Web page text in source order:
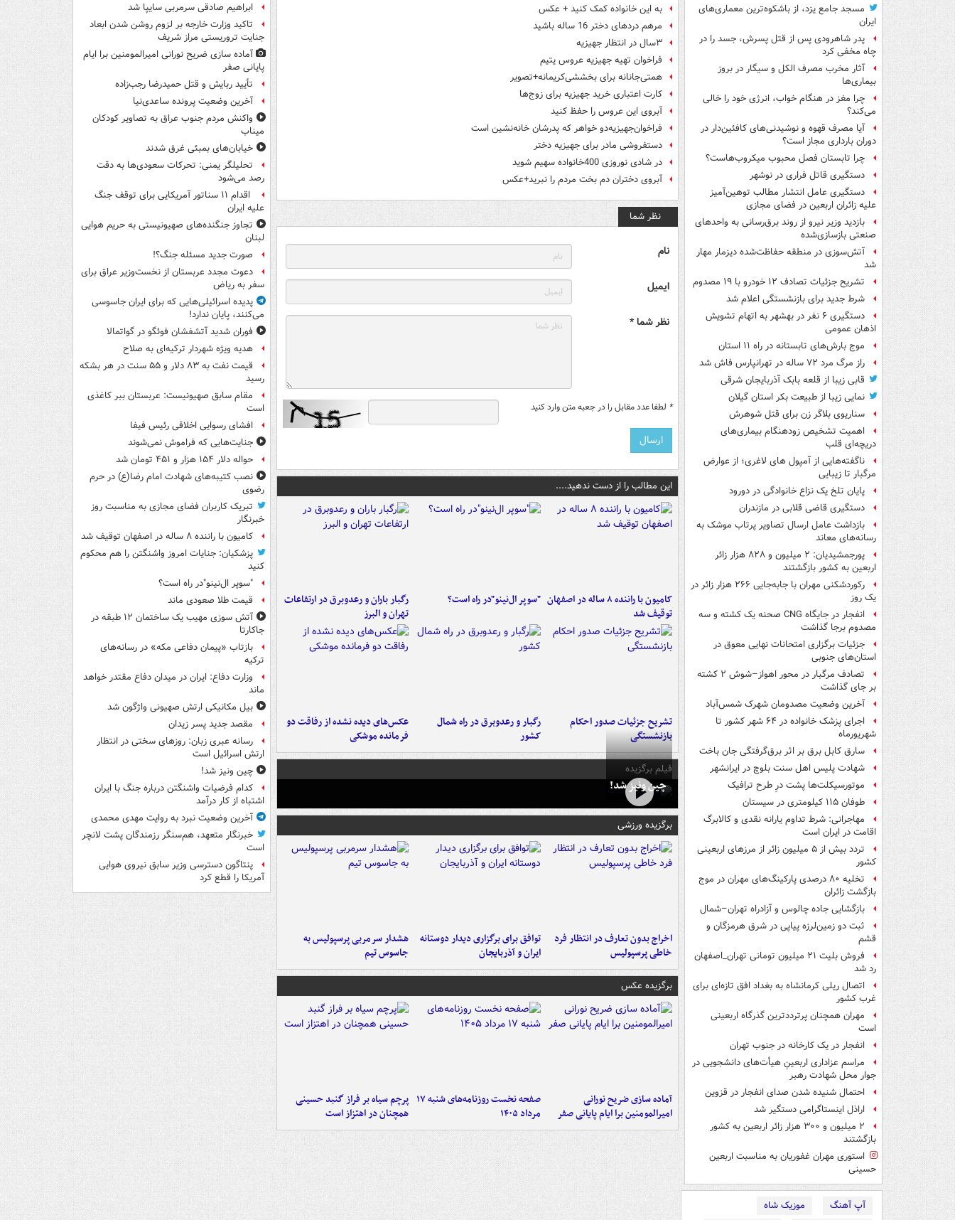
مسجد جامع یزد، از باشکوه‌ترین معماری‌های
ایران
پدر شاهرودی پس از قتل پسرش، جسد را در
چاه مخفی کرد
آثار مخرب مصرف الکل و سیگار در بروز
بیماری‌ها
چرا مغز در هنگام خواب، انرژی خود را خالی
می‌کند؟
آیا مصرف قهوه و نوشیدنی‌های کافئین‌دار در
دوران بارداری مجاز است؟
چرا تابستان فصل محبوب میکروب‌هاست؟
دستگیری قاتل فراری در نوشهر
دستگیری عامل انتشار مطالب توهین‌آمیز
علیه زائران اربعین در فضای مجازی
بازدید وزیر نیرو از روند برق‌رسانی به واحدهای
صنعتی بازسازی‌شده
آتش‌سوزی در منطقه حفاظت‌شده دیزمار مهار
شد
تشریح جزئیات تصادف ۱۲ خودرو با ۱۹ مصدوم
شرط جدید برای بازنشستگی اعلام شد
دستگیری ۶ نفر در بهشهر به اتهام تشویش
اذهان عمومی
موج بارش‌های تابستانه در راه ۱۱ استان
راز مرگ مرد ۷۲ ساله در تهرانپارس فاش شد
قابی زیبا از قلعه بابک آذربایجان شرقی
نمایی زیبا از طبیعت بکر استان گیلان
سناریوی بلاگر زن برای قتل شوهرش
اهمیت تشخیص زودهنگام بیماری‌های
دریچه‌ای قلب
ناگفته‌هایی از آمپول های لاغری؛ از عوارض
مرگبار تا زیبایی
پایان تلخ یک نزاع خانوادگی در دورود
دستگیری قاضی قلابی در مازندران
بازداشت عامل ارسال تصاویر پرتاب موشک به
رسانه‌های معاند
پورجمشیدیان: ۲ میلیون و ۸۲۸ هزار زائر
اربعین به کشور بازگشتند
رکوردشکنی مهران با جابه‌جایی ۲۶۶ هزار زائر در
یک روز
انفجار در جایگاه CNG صحنه یک کشته و سه
مصدوم برجا گذاشت
جزئیات برگزاری امتحانات نهایی معوق در
استان‌های جنوبی
تصادف مرگبار در محور اهواز–شوش ۲ کشته
بر جای گذاشت
آخرین وضعیت مصدومان شهرک شمس‌آباد
اجرای پزشک خانواده در ۶۴ شهر کشور تا
شهریورماه
سارق کابل برق بر اثر برق‌گرفتگی جان باخت
شهادت پلیس اهل سنت بلوچ در ایرانشهر
موتورسیکلت‌ها پشت درِ طرح ترافیک
طوفان ۱۱۵ کیلومتری در سیستان
مهاجرانی: شرط تداوم یارانه نقدی و کالابرگ
اقامت در ایران است
تردد بیش از ۵ میلیون زائر از مرزهای اربعینی
کشور
تخلیه ۸۰ درصدی پارکینگ‌های مهران در موج
بازگشت زائران
بازگشایی جاده چالوس و آزادراه تهران–شمال
ثبت دو زمین‌لرزه پیاپی در شرق هرمزگان و
قشم
فروش بلیت ۲۱ میلیون تومانی تهران_اصفهان
رد شد
اتصال ریلی کرمانشاه به بغداد افق تازه‌ای برای
غرب کشور
مهران همچنان پرترددترین گذرگاه اربعینی
است
انفجار در یک کارخانه در جنوب تهران
مراسم عزاداری اربعینِ هیأت‌های دانشجویی در
جوار محل شهادت رهبر
احتمال شنیده شدن صدای انفجار در قزوین
اراذل اینستاگرامی دستگیر شد
۲ میلیون و ۳۰۰ هزار زائر اربعین به کشور
بازگشتند
استوری مهران غفوریان به مناسبت اربعین
حسینی
آپ آهنگ موزیک شاه
به این خانواده کمک کنید + عکس
مرهم دردهای دختر 16 ساله باشید
۳سال در انتظار جهیزیه
فراخوان تهیه جهیزیه عروس یتیم
همتی‌جانانه برای بخششی‌کریمانه+تصویر
کارت اعتباری خرید جهیزیه برای زوج‌ها
آبروی این عروس را حفظ کنید
فراخوان‌جهیزیه‌دو خواهر که‌ پدرشان‌ خانه‌نشین است
دستفروشی مادر برای جهیزیه دختر
در شادی نوروزی 400خانواده سهیم شوید
آبروی دختران دم بخت مردم را نبرید+عکس
نظر شما
نام
ایمیل
نظر شما *
* لطفا عدد مقابل را در جعبه متن وارد کنید
این مطالب را از دست ندهید....
کامیون با راننده ۸ ساله در اصفهان
توقیف شد
"سوپر ال‌نینو"در راه است؟
رگبار باران و رعدوبرق در ارتفاعات
تهران و البرز
تشریح جزئیات صدور احکام
بازنشستگی
رگبار و رعدوبرق در راه شمال
کشور
عکس‌های دیده نشده از رفاقت دو
فرمانده‌ موشکی
فیلم برگزیده
چین ونیز شد!
برگزیده ورزشی
اخراج بدون تعارف در انتظار فرد
خاطی پرسپولیس
توافق برای برگزاری دیدار دوستانه
ایران و آذربایجان
هشدار سرمربی پرسپولیس به
جاسوس تیم
برگزیده عکس
آماده سازی ضریح نورانی
امیرالمومنین برا ایام پایانی صفر
صفحه نخست روزنامه‌های شنبه ۱۷
مرداد ۱۴۰۵
پرچم سیاه بر فراز گنبد حسینی
همچنان در اهتزاز است
ابراهیم صادقی سرمربی سایپا شد
تاکید وزارت خارجه بر لزوم روشن شدن ابعاد
جنایت تروریستی مراز شریف
آماده سازی ضریح نورانی امیرالمومنین برا ایام
پایانی صفر
تأیید ربایش و قتل حمیدرضا رجب‌زاده
آخرین وضعیت پرونده ساعدی‌نیا
واکنش مردم جنوب عراق به تصاویر کودکان
میناب
خیابان‌های بمبئی غرق شدند
تحلیلگر یمنی: تحرکات سعودی‌ها به دقت
رصد می‌شود
اقدام ۱۱ سناتور آمریکایی برای توقف جنگ
علیه ایران
تجاوز جنگنده‌های صهیونیستی به حریم هوایی
لبنان
صورت جدید مسئله جنگ؟!
دعوت مجدد عربستان از نخست‌وزیر عراق برای
سفر به ریاض
پدیده اسرائیلی‌هایی که برای ایران جاسوسی
می‌کنند، پایان ندارد!
فوران شدید آتشفشان فوئگو در گواتمالا
هدیه ویژه شهردار ترکیه‌ای به صلاح
قیمت نفت به ۸۳ دلار و ۵۵ سنت در هر بشکه
رسید
مقام سابق صهیونیست: عربستان ببر کاغذی
است
افشای رسوایی اخلاقی رئیس فیفا
جنایت‌هایی که فراموش نمی‌شوند
حواله دلار ۱۵۴ هزار و ۴۵۱ تومان شد
نصب کتیبه‌های شهادت امام رضا(ع) در حرم
رضوی
تبریک کاربران فضای مجازی به مناسبت روز
خبرنگار
کامیون با راننده ۸ ساله در اصفهان توقیف شد
پزشکیان: جنایات امروز واشنگتن را هم محکوم
کنید
"سوپر ال‌نینو"در راه است؟
قیمت طلا صعودی ماند
آتش سوزی مهیب یک ساختمان ۱۲ طبقه در
جاکارتا
بازتاب «پیمان دفاعی مکه» در رسانه‌های
ترکیه
وزارت دفاع: ایران در میدان دفاع مقتدر خواهد
ماند
بیل مکانیکی ارتش صهیونی واژگون شد
مقصد جدید پسر زیدان
رسانه عبری زبان: روزهای سختی در انتظار
ارتش اسرائیل است
چین ونیز شد!
کدام فرضیات واشنگتن درباره جنگ با ایران
اشتباه از کار درآمد
آخرین وضعیت نبرد به روایت مهدی محمدی
خبرنگار متعهد، هم‌سنگر رزمندگان پشت لانچر
است
پنتاگون دسترسی وزیر سابق نیروی هوایی
آمریکا را قطع کرد